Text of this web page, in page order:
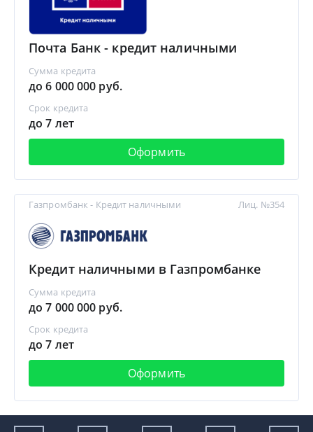
Почта Банк - кредит наличными
Сумма кредита
до 6 000 000 руб.
Срок кредита
до 7 лет
Оформить
Газпромбанк - Кредит наличными
Кредит наличными в Газпромбанке
Сумма кредита
до 7 000 000 руб.
Срок кредита
до 7 лет
Оформить
Лиц. №354